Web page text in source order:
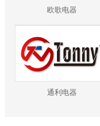
欧歌电器
通利电器